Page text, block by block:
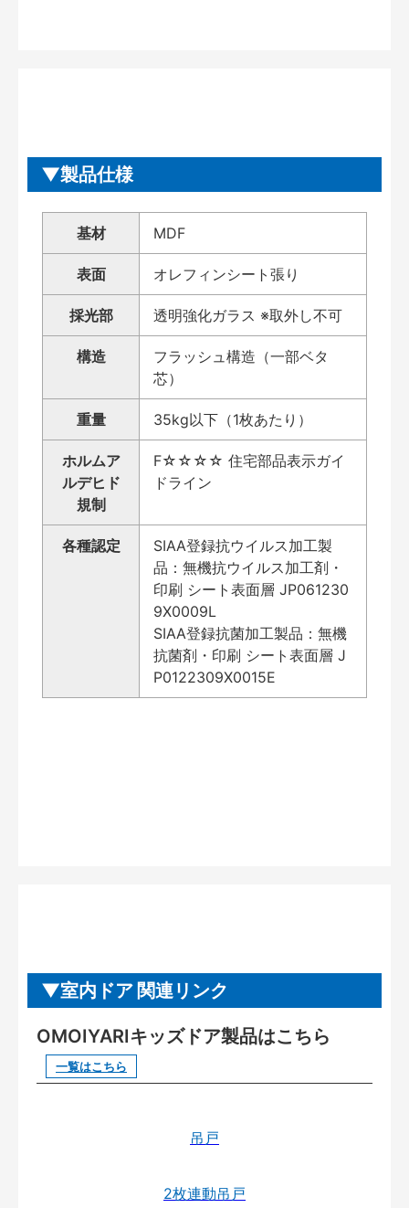
製品仕様
基材 MDF
表面 オレフィンシート張り
採光部 透明強化ガラス ※取外し不可
構造
フラッシュ構造（一部ベタ
芯）
重量 35kg以下（1枚あたり）
ホルムア
ルデヒド
規制
F☆☆☆☆ 住宅部品表示ガイ
ドライン
各種認定
SIAA登録抗ウイルス加工製
品：無機抗ウイルス加工剤・
印刷 シート表面層 JP061230
9X0009L
SIAA登録抗菌加工製品：無機
抗菌剤・印刷 シート表面層 J
P0122309X0015E
室内ドア 関連リンク
OMOIYARIキッズドア製品はこちら
一覧はこちら
吊戸
2枚連動吊戸